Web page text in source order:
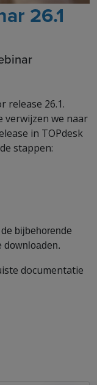
26.1
release 26.1.
verwijzen we naar
in TOPdesk
stappen:
bijbehorende
downloaden.
documentatie